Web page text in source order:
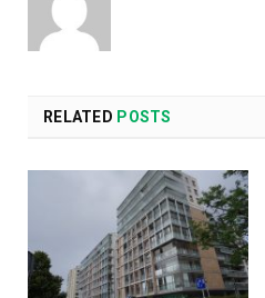
RELATED POSTS